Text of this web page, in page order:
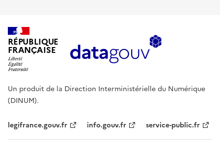
RÉPUBLIQUE
FRANÇAISE
Un produit de la Direction Interministérielle du Numérique
(DINUM).
legifrance.gouv.fr info.gouv.fr service-public.fr